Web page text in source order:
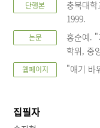
단행본
충북대
1999.
논문
홍순예. "
학위, 중
웹페이지 "애기 바
집필자